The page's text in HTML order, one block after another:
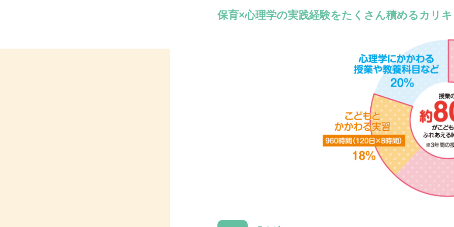
保育×心理学の実践経験をたくさん積めるカリ